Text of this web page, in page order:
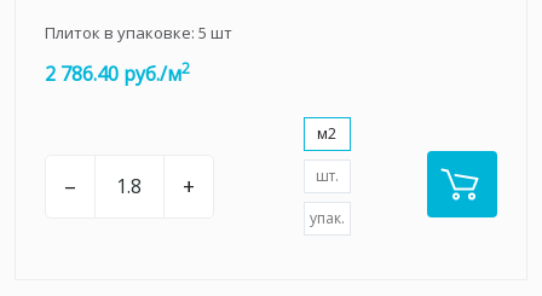
Плиток в упаковке: 5 шт
2 786.40 руб./м2
– +
м2
шт.
упак.